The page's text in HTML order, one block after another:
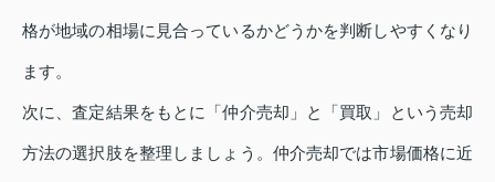
格が地域の相場に見合っているかどうかを判断しやすくなり
ます。
次に、査定結果をもとに「仲介売却」と「買取」という売却
方法の選択肢を整理しましょう。仲介売却では市場価格に近